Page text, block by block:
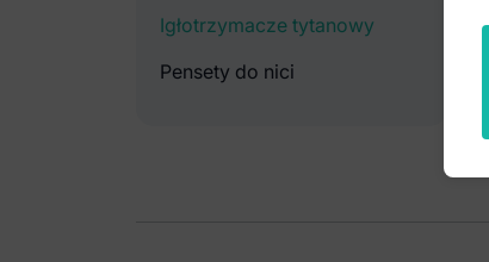
Igłotrzymacze tytanowy
Pensety do nici